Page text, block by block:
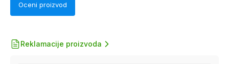
Oceni proizvod
Reklamacije proizvoda